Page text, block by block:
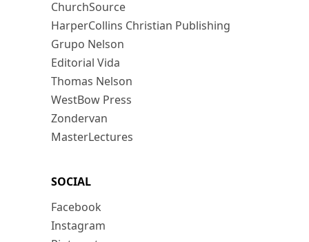
ChurchSource
HarperCollins Christian Publishing
Grupo Nelson
Editorial Vida
Thomas Nelson
WestBow Press
Zondervan
MasterLectures
SOCIAL
Facebook
Instagram